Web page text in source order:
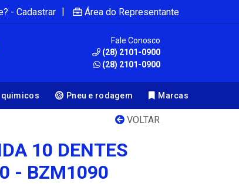
- Cadastrar | Área do Representante
Fale Conosco
(28) 2101-0900
(28) 2101-0900
quimicos Pneu e rodagem Marcas
VOLTAR
10 DENTES
- BZM1090